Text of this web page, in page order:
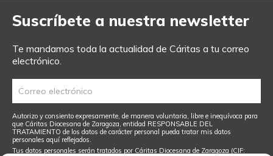
Suscríbete a nuestra newsletter
Te mandamos toda la actualidad de Cáritas a tu correo
electrónico.
Autorizo y consiento expresamente, de manera voluntaria, libre e inequívoca para
que Cáritas Diocesana de Zaragoza, entidad RESPONSABLE DEL
TRATAMIENTO de los datos de carácter personal pueda tratar mis datos
personales aquí reflejados.
Tus datos personales serán tratados por Cáritas Diocesana de Zaragoza (CIF: